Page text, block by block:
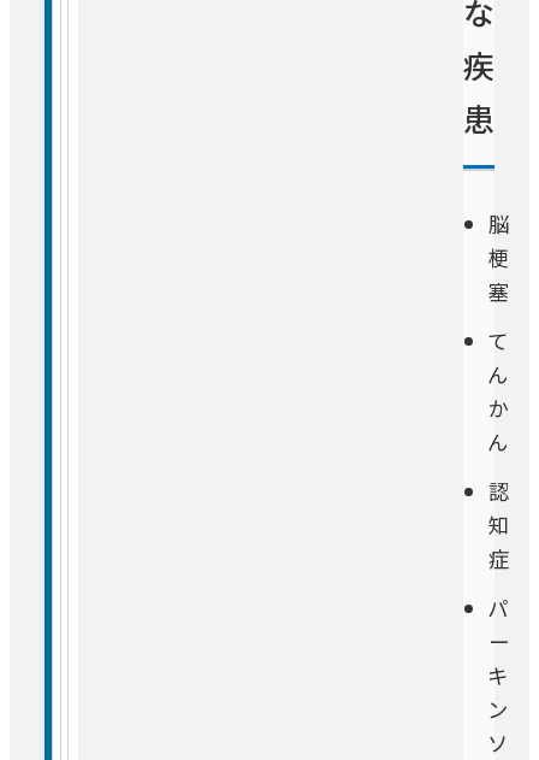
な
疾
患
脳
梗
塞
て
ん
か
ん
認
知
症
パ
ー
キ
ン
ソ